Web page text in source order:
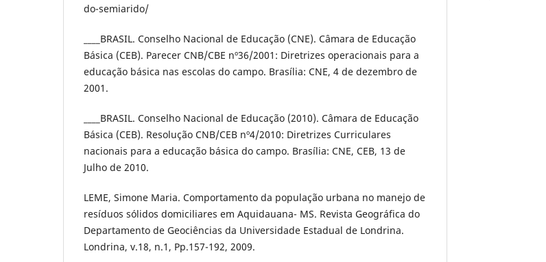
do-semiarido/
____BRASIL. Conselho Nacional de Educação (CNE). Câmara de Educação
Básica (CEB). Parecer CNB/CBE nº36/2001: Diretrizes operacionais para a
educação básica nas escolas do campo. Brasília: CNE, 4 de dezembro de
2001.
____BRASIL. Conselho Nacional de Educação (2010). Câmara de Educação
Básica (CEB). Resolução CNB/CEB nº4/2010: Diretrizes Curriculares
nacionais para a educação básica do campo. Brasília: CNE, CEB, 13 de
Julho de 2010.
LEME, Simone Maria. Comportamento da população urbana no manejo de
resíduos sólidos domiciliares em Aquidauana- MS. Revista Geográfica do
Departamento de Geociências da Universidade Estadual de Londrina.
Londrina, v.18, n.1, Pp.157-192, 2009.